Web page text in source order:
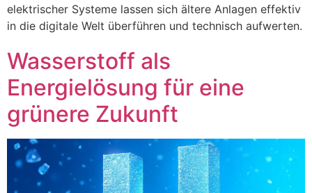
elektrischer Systeme lassen sich ältere Anlagen effektiv
in die digitale Welt überführen und technisch aufwerten.
Wasserstoff als
Energielösung für eine
grünere Zukunft